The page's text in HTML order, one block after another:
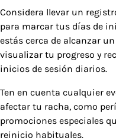
Considera llevar un
para marcar tus días de
estás cerca de alcanzar
visualizar tu progreso y
inicios de sesión diarios.
Ten en cuenta cualquier
afectar tu racha, como
promociones especiales
reinicio habituales.